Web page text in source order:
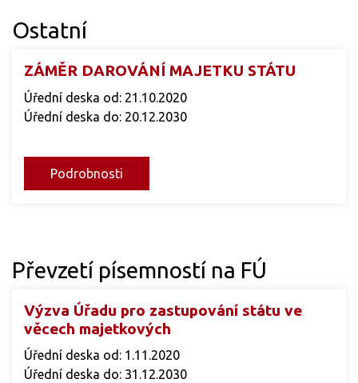
Ostatní
ZÁMĚR DAROVÁNÍ MAJETKU STÁTU
Úřední deska od: 21.10.2020
Úřední deska do: 20.12.2030
Podrobnosti
Převzetí písemností na FÚ
Výzva Úřadu pro zastupování státu ve
věcech majetkových
Úřední deska od: 1.11.2020
Úřední deska do: 31.12.2030